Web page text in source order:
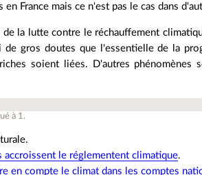
France mais ce n'est pas le cas dans
la lutte contre le réchauffement
gros doutes que l'essentielle de la
soient liées. D'autres phénomènes
à 1 .
accroissent le réglementent climatique.
en compte le climat dans les comptes